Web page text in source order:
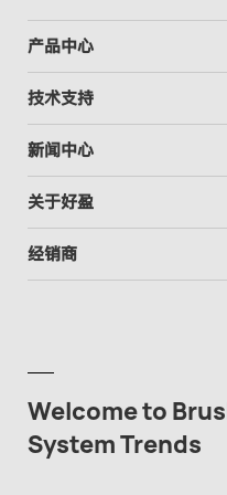
产品中心
技术支持
新闻中心
关于好盈
经销商
Welcome to
System Trends